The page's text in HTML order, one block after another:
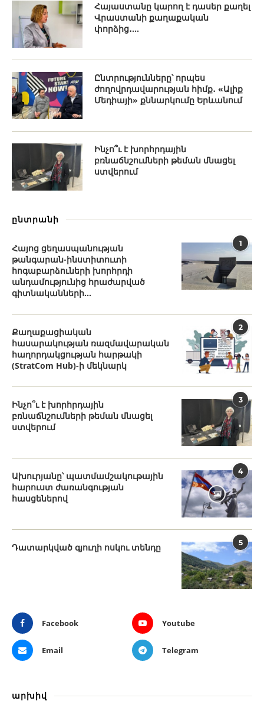
Հայաստանը կարող է դասեր քաղել
Վրաստանի քաղաքական
փորձից․...
Ընտրությունները՝ որպես
ժողովրդավարության հիմք․ «Ալիք
Մեդիայի» քննարկումը Երևանում
Ինչո՞ւ է խորհրդային
բռնաճնշումների թեման մնացել
ստվերում
ընտրանի
1
Հայոց ցեղասպանության
թանգարան-ինստիտուտի
հոգաբարձուների խորհրդի
անդամությունից հրաժարված
գիտնականների...
2
Քաղաքացիական
հասարակության ռազմավարական
հաղորդակցության հարթակի
(StratCom Hub)-ի մեկնարկ
3
Ինչո՞ւ է խորհրդային
բռնաճնշումների թեման մնացել
ստվերում
4
Ախուրյանը՝ պատմամշակութային
հարուստ ժառանգության
հասցեներով
5
Դատարկված գյուղի ոսկու տենդը
Facebook Youtube
Email Telegram
արխիվ